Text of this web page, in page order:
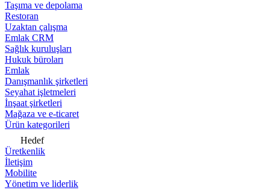
Taşıma ve depolama
Restoran
Uzaktan çalışma
Emlak CRM
Sağlık kuruluşları
Hukuk büroları
Emlak
Danışmanlık şirketleri
Seyahat işletmeleri
İnşaat şirketleri
Mağaza ve e-ticaret
Ürün kategorileri
Hedef
Üretkenlik
İletişim
Mobilite
Yönetim ve liderlik